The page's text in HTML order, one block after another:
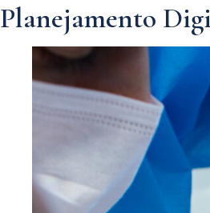
Planejamento